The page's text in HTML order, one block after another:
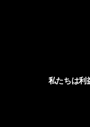
私たちは利